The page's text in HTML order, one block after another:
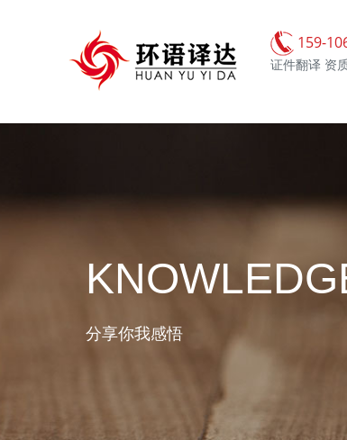
159-
证件翻译 资
分享你我感悟